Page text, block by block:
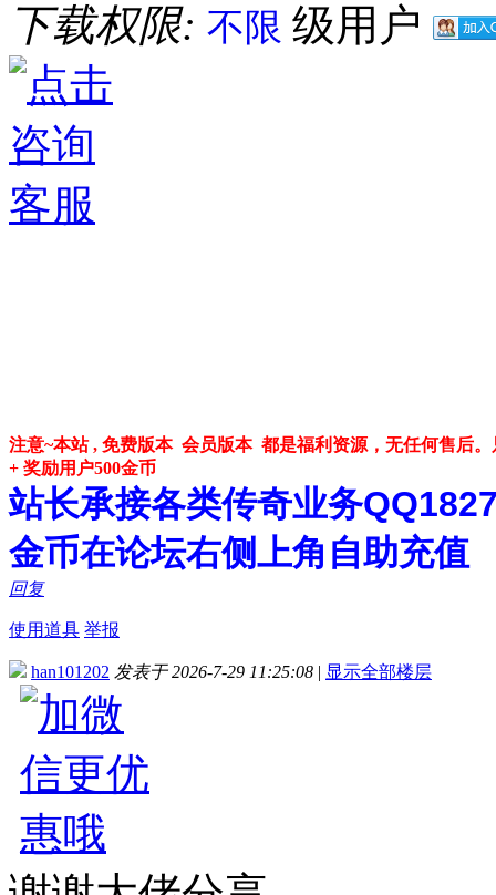
下载权限: 不限 级用户
注意~本站 , 免费版本 会员版本 都是福利资源，无任何售后
+ 奖励用户500金币
站长承接各类传奇业务
金币在论坛右侧上角自助充值
回复
使用道具 举报
han101202 发表于 2026-7-29 11:25:08 | 显示全部楼层